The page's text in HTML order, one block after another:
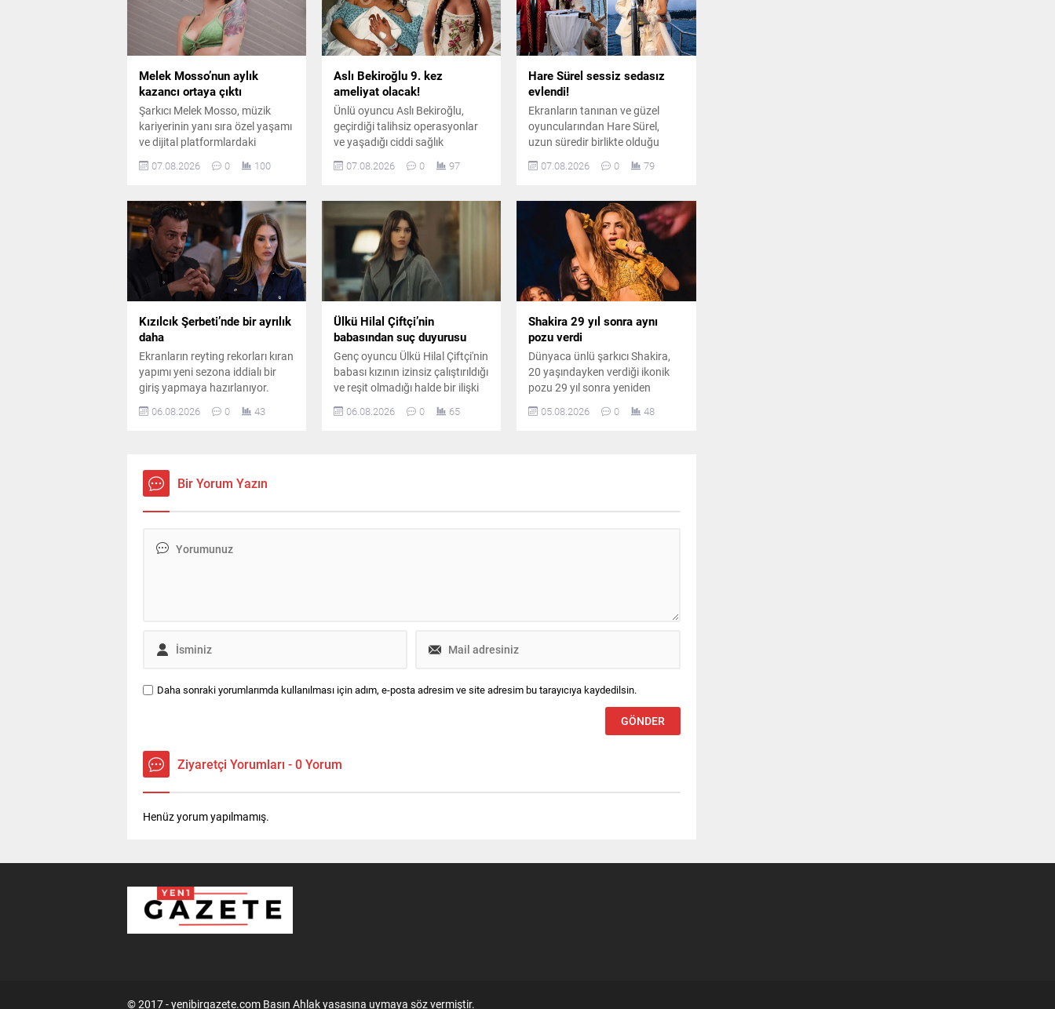
Melek Mosso’nun aylık
kazancı ortaya çıktı
Şarkıcı Melek Mosso, müzik
kariyerinin yanı sıra özel yaşamı
ve dijital platformlardaki
ettiriyor. Instagram’da ücretli
Mosso’nun abone sayısı ve
buradan elde ettiği aylık gelir
belli oldu.
07.08.2026 0 100
Aslı Bekiroğlu 9. kez
ameliyat olacak!
Ünlü oyuncu Aslı Bekiroğlu,
geçirdiği talihsiz operasyonlar
ve yaşadığı ciddi sağlık
ameliyatın sonrasında
masasına yatacağını duyurdu.
07.08.2026 0 97
Hare Sürel sessiz sedasız
evlendi!
Ekranların tanınan ve güzel
oyuncularından Hare Sürel,
uzun süredir birlikte olduğu
İstanbul Kuruçeşme'de
dünyaevine girdi.
07.08.2026 0 79
Kızılcık Şerbeti’nde bir ayrılık
daha
Ekranların reyting rekorları kıran
yapımı yeni sezona iddialı bir
giriş yapmaya hazırlanıyor.
Kadroda önemli ayrılıklar
yaşanırken diziye sürpriz bir
06.08.2026 0 43
Ülkü Hilal Çiftçi’nin
babasından suç duyurusu
Genç oyuncu Ülkü Hilal Çiftçi'nin
babası kızının izinsiz çalıştırıldığı
ve reşit olmadığı halde bir ilişki
yaşadığı iddiasıyla savcılığa
başvurdu. Yaşanan gelişmeler
06.08.2026 0 65
Shakira 29 yıl sonra aynı
pozu verdi
Dünyaca ünlü şarkıcı Shakira,
20 yaşındayken verdiği ikonik
pozu 29 yıl sonra yeniden
canlandırdı. Ünlü sanatçının
paylaşımı kısa sürede sosyal
05.08.2026 0 48
Bir Yorum Yazın
Daha sonraki yorumlarımda kullanılması için adım, e-posta adresim ve site adresim bu tarayıcıya kaydedilsin.
Ziyaretçi Yorumları - 0 Yorum
Henüz yorum yapılmamış.
© 2017 - yenibirgazete.com Basın Ahlak yasasına uymaya söz vermiştir.